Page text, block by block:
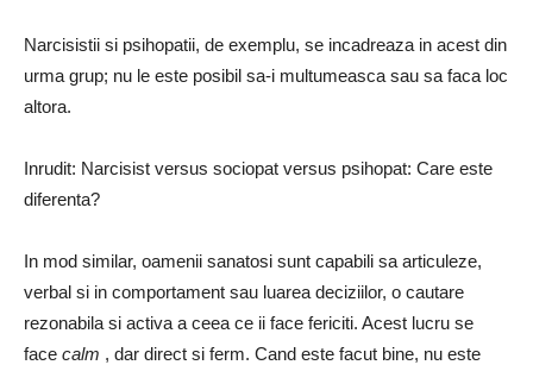
Narcisistii si psihopatii, de exemplu, se incadreaza in acest din
urma grup; nu le este posibil sa-i multumeasca sau sa faca loc
altora.
Inrudit: Narcisist versus sociopat versus psihopat: Care este
diferenta?
In mod similar, oamenii sanatosi sunt capabili sa articuleze,
verbal si in comportament sau luarea deciziilor, o cautare
rezonabila si activa a ceea ce ii face fericiti. Acest lucru se
face calm , dar direct si ferm. Cand este facut bine, nu este